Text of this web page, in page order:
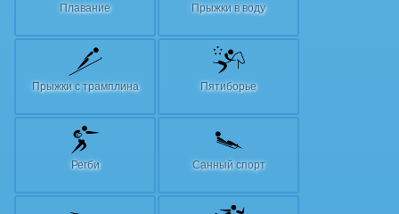
Плавание Прыжки в воду
Прыжки с трамплина Пятиборье
Регби Санный спорт